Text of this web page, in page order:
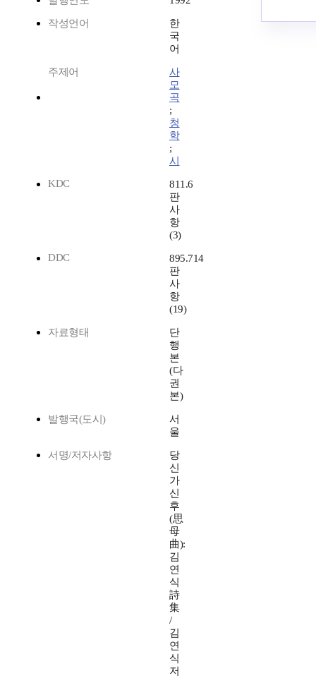
작성언어
한
국
어
주제어
사
모
곡
;
청
학
;
시
KDC
811.6
판
사
항
(3)
DDC
895.714
판
사
항
(19)
자료형태
단
행
본
(다
권
본)
발행국(도시)
서
울
서명/저자사항
당
신
가
신
후
(思
母
曲):
김
연
식
詩
集
/
김
연
식
저